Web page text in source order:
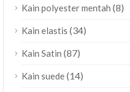
Kain polyester mentah (8)
Kain elastis (34)
Kain Satin (87)
Kain suede(14)